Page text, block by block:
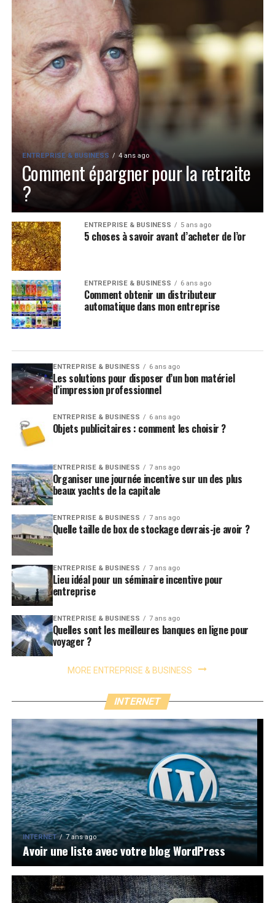
ENTREPRISE & BUSINESS 4 ans ago
Comment épargner pour la retraite
?
ENTREPRISE & BUSINESS 5 ans ago
5 choses à savoir avant d’acheter de l’or
ENTREPRISE & BUSINESS 6 ans ago
Comment obtenir un distributeur
automatique dans mon entreprise
ENTREPRISE & BUSINESS 6 ans ago
Les solutions pour disposer d’un bon matériel
d’impression professionnel
ENTREPRISE & BUSINESS 6 ans ago
Objets publicitaires : comment les choisir ?
ENTREPRISE & BUSINESS 7 ans ago
Organiser une journée incentive sur un des plus
beaux yachts de la capitale
ENTREPRISE & BUSINESS 7 ans ago
Quelle taille de box de stockage devrais-je avoir ?
ENTREPRISE & BUSINESS 7 ans ago
Lieu idéal pour un séminaire incentive pour
entreprise
ENTREPRISE & BUSINESS 7 ans ago
Quelles sont les meilleures banques en ligne pour
voyager ?
MORE ENTREPRISE & BUSINESS
INTERNET
INTERNET 7 ans ago
Avoir une liste avec votre blog WordPress